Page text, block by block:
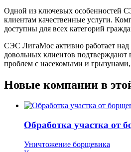
Одной из ключевых особенностей
клиентам качественные услуги.
доступны для всех категорий
СЭС ЛигаМос активно работает над
довольных клиентов подтверждают
проблем с насекомыми и
Новые компании в
Обработка участка от
Уничтожение борщевика